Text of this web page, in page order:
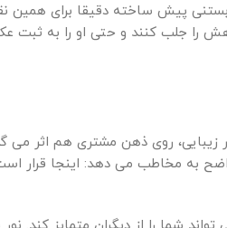
بستنی پیش ساخته دقیقا برای
را جلب کنند و حتی او را به ثبت
روی ذهن مشتری هم اثر می
به مخاطب می دهد: اینجا